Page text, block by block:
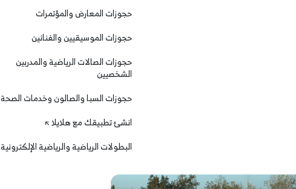
في هذه الصفحة أسفل خريطة الموقعحجوزات المعارض والمؤتمرات
حجوزات الموسيقيين والفنانين
حجوزات الصالات الرياضية والمدربين
الشخصيين
حجوزات السبا والصالون وخدمات الصحة
انشئ تطبيقك مع هلايلا
البطولات الرياضية والرياضية الإلكترونية